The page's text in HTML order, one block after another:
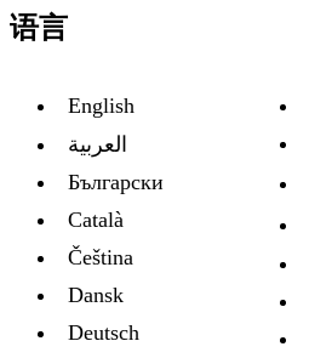
语言
English
العربية
Български
Català
Čeština
Dansk
Deutsch